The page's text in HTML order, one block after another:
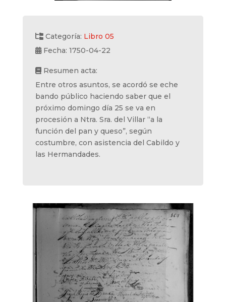
Categoría: Libro 05
Fecha: 1750-04-22
Resumen acta:
Entre otros asuntos, se acordó se eche
bando público haciendo saber que el
próximo domingo día 25 se va en
procesión a Ntra. Sra. del Villar “a la
función del pan y queso”, según
costumbre, con asistencia del Cabildo y
las Hermandades.